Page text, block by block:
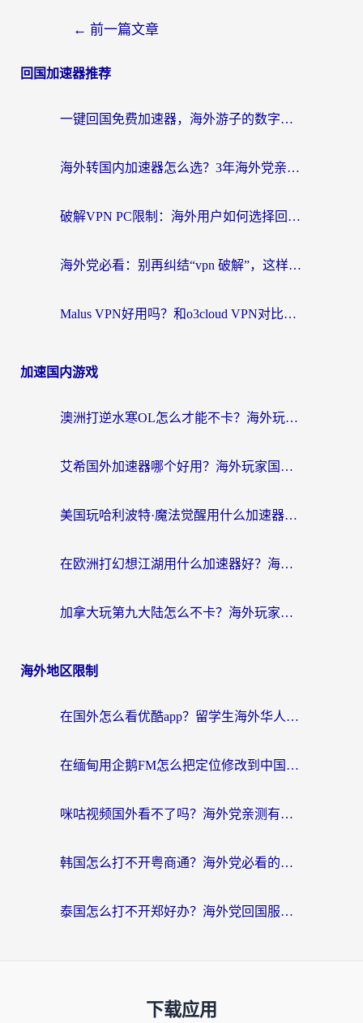
← 前一篇文章
回国加速器推荐
一键回国免费加速器，海外游子的数字归乡路
海外转国内加速器怎么选？3年海外党亲测指南，无缝刷剧玩游戏不再难
破解VPN PC限制：海外用户如何选择回国加速器实现无缝访问国内资源
海外党必看：别再纠结“vpn 破解”，这样选回国加速器才能真正无缝访问国内资源
Malus VPN好用吗？和o3cloud VPN对比哪个回国效果更好？
加速国内游戏
澳洲打逆水寒OL怎么才能不卡？海外玩家国服游戏加速终极指南（附梦幻模拟战地铁跑酷解决办法）
艾希国外加速器哪个好用？海外玩家国服游戏畅玩终极指南（附欧洲玩鸣潮街头篮球实测）
美国玩哈利波特·魔法觉醒用什么加速器？告别延迟的终极指南（含免费QQ炫舞方案+印尼妄想山海秘籍）
在欧洲打幻想江湖用什么加速器好？海外玩家国服游戏畅玩指南
加拿大玩第九大陆怎么不卡？海外玩家国服游戏加速全攻略（附足球世界萤火突击实测）
海外地区限制
在国外怎么看优酷app？留学生海外华人必看的无限制追剧指南
在缅甸用企鹅FM怎么把定位修改到中国国内？海外党解决地域限制的实用指南
咪咕视频国外看不了吗？海外党亲测有效的回国加速解决方案
韩国怎么打不开粤商通？海外党必看的回国加速器选择指南（附加拿大农行俄罗斯有缘网解决方案）
泰国怎么打不开郑好办？海外党回国服务+影音追剧全搞定的实用指南
下载应用